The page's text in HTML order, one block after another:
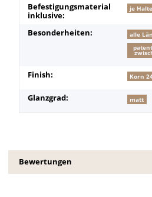
Befestigungsmaterial
inklusive:
je
Besonderheiten:
alle
Finish: Korn
Glanzgrad: matt
Bewertungen